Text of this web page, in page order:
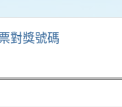
對獎號碼